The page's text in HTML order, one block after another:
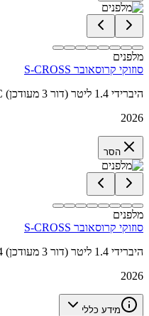
מלפנים
סוזוקי קרוסאובר S-CROSS
GLXV MC היברידי 1.4 ליטר (דור 3 מעודכן)
2026
הסר
מלפנים
סוזוקי קרוסאובר S-CROSS
GLXV 4X4 היברידי 1.4 ליטר (דור 3 מעודכן)
2026
מידע כללי